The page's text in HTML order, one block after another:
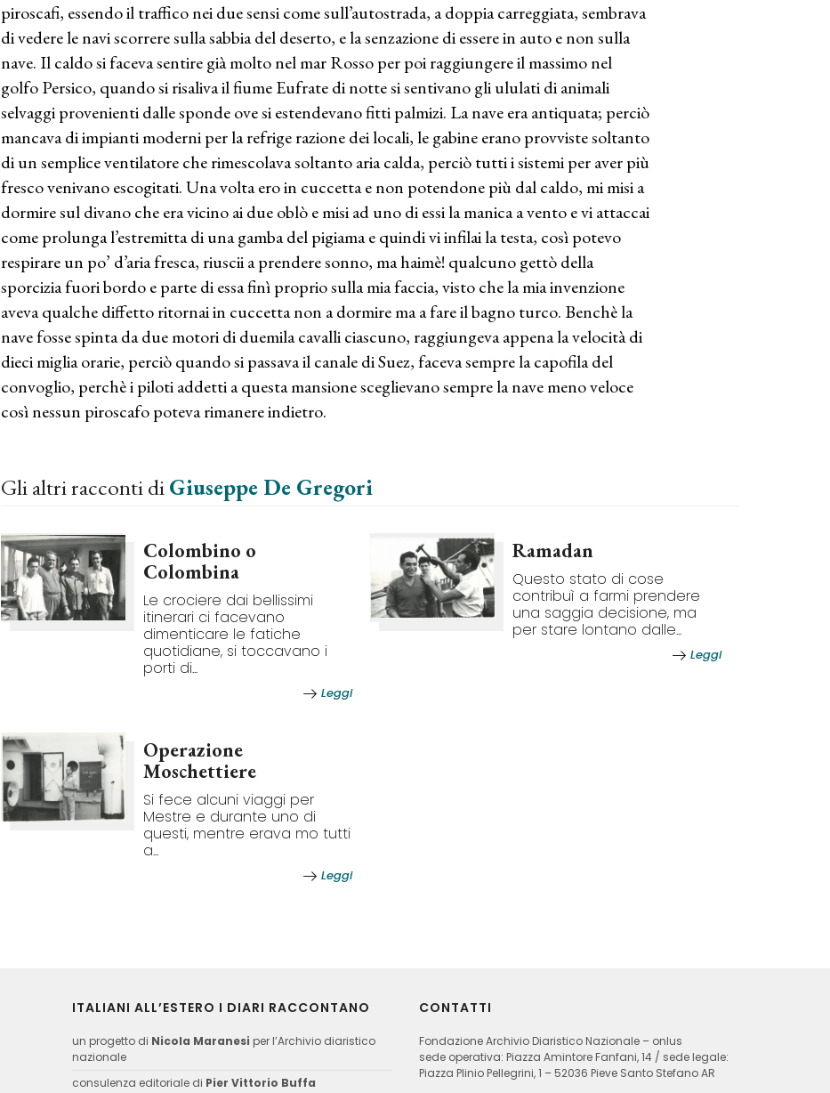
piroscafi, essendo il traffico nei due sensi come sull’autostrada, a doppia carreggiata, sembrava
di vedere le navi scorrere sulla sabbia del deserto, e la senzazione di essere in auto e non sulla
nave. Il caldo si faceva sentire già molto nel mar Rosso per poi raggiungere il massimo nel
golfo Persico, quando si risaliva il fiume Eufrate di notte si sentivano gli ululati di animali
selvaggi provenienti dalle sponde ove si estendevano fitti palmizi. La nave era antiquata; perciò
mancava di impianti moderni per la refrige razione dei locali, le gabine erano provviste soltanto
di un semplice ventilatore che rimescolava soltanto aria calda, perciò tutti i sistemi per aver più
fresco venivano escogitati. Una volta ero in cuccetta e non potendone più dal caldo, mi misi a
dormire sul divano che era vicino ai due oblò e misi ad uno di essi la manica a vento e vi attaccai
come prolunga l’estremitta di una gamba del pigiama e quindi vi infilai la testa, così potevo
respirare un po’ d’aria fresca, riuscii a prendere sonno, ma haimè! qualcuno gettò della
sporcizia fuori bordo e parte di essa finì proprio sulla mia faccia, visto che la mia invenzione
aveva qualche diffetto ritornai in cuccetta non a dormire ma a fare il bagno turco. Benchè la
nave fosse spinta da due motori di duemila cavalli ciascuno, raggiungeva appena la velocità di
dieci miglia orarie, perciò quando si passava il canale di Suez, faceva sempre la capofila del
convoglio, perchè i piloti addetti a questa mansione sceglievano sempre la nave meno veloce
così nessun piroscafo poteva rimanere indietro.
Gli altri racconti diGiuseppe De Gregori
Colombino o
Colombina
Le crociere dai bellissimi
itinerari ci facevano
dimenticare le fatiche
quotidiane, si toccavano i
porti di...
Leggi
Ramadan
Questo stato di cose
contribuì a farmi prendere
una saggia decisione, ma
per stare lontano dalle...
Leggi
Operazione
Moschettiere
Si fece alcuni viaggi per
Mestre e durante uno di
questi, mentre erava mo tutti
a...
Leggi
ITALIANI ALL’ESTERO I DIARI RACCONTANO
un progetto di Nicola Maranesi per l’Archivio diaristico
nazionale
consulenza editoriale di Pier Vittorio Buffa
CONTATTI
Fondazione Archivio Diaristico Nazionale – onlus
sede operativa: Piazza Amintore Fanfani, 14 / sede legale:
Piazza Plinio Pellegrini, 1 – 52036 Pieve Santo Stefano AR